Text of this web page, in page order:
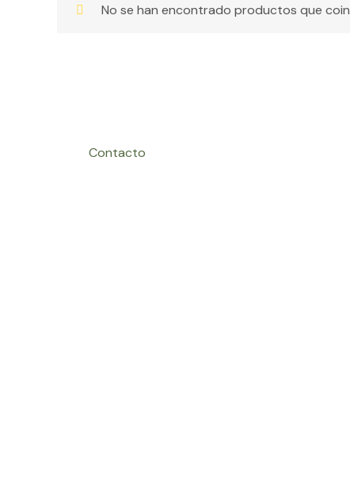
No se han encontrado productos que
Contacto